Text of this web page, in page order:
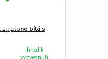
bílá s
Ihned k